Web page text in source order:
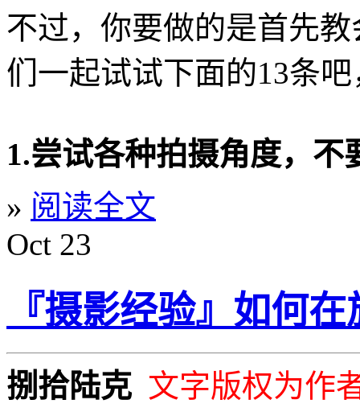
不过，你要做的是首先
们一起试试下面的13条
1.尝试各种拍摄角度，不
» 阅读全文
Oct 23
『摄影经验』如何
捌拾陆克 文字版权为作